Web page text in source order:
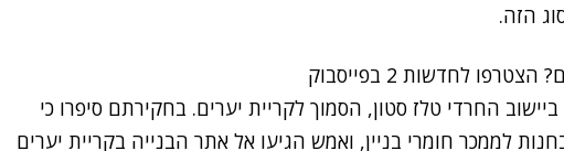
הזה.
לחדשות 2 בפייסבוק
החרדי טלז סטון, הסמוך לקריית יערים. בחקירתם סיפרו כי
לממכר חומרי בניין, ואמש הגיעו אל אתר הבנייה בקריית יערים